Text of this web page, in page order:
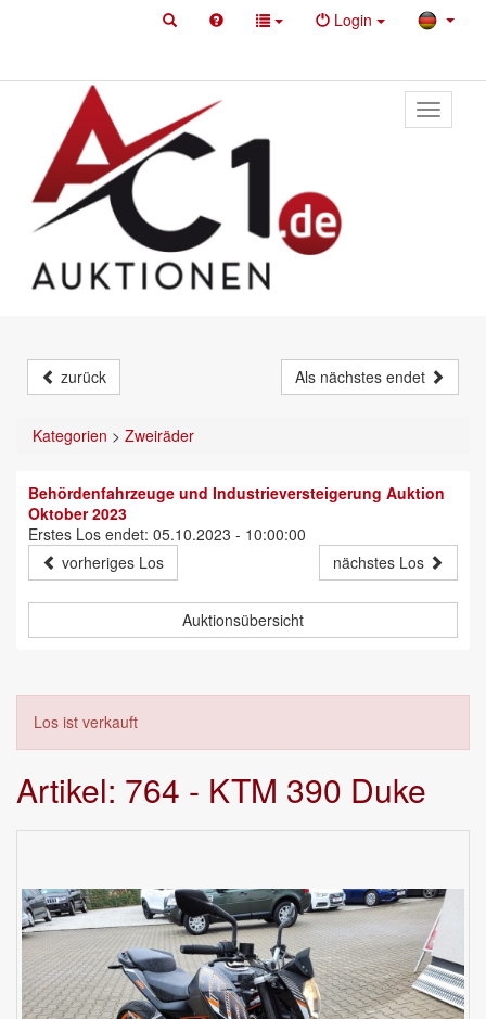
Login
Toggle
primary
zurück Als nächstes endet
Kategorien > Zweiräder
Behördenfahrzeuge und Industrieversteigerung Auktion
Oktober 2023
Erstes Los endet: 05.10.2023 - 10:00:00
vorheriges Los
nächstes Los
Auktionsübersicht
Los ist verkauft
Artikel: 764 - KTM 390 Duke